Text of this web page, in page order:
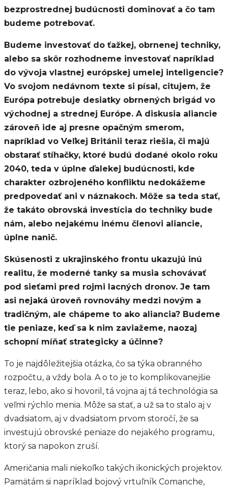
bezprostrednej budúcnosti dominovať a čo tam
budeme potrebovať.
Budeme investovať do ťažkej, obrnenej techniky,
alebo sa skôr rozhodneme investovať napríklad
do vývoja vlastnej európskej umelej inteligencie?
Vo svojom nedávnom texte si písal, citujem, že
Európa potrebuje desiatky obrnených brigád vo
východnej a strednej Európe. A diskusia aliancie
zároveň ide aj presne opačným smerom,
napríklad vo Veľkej Británii teraz riešia, či majú
obstarať stíhačky, ktoré budú dodané okolo roku
2040, teda v úplne ďalekej budúcnosti, kde
charakter ozbrojeného konfliktu nedokážeme
predpovedať ani v náznakoch. Môže sa teda stať,
že takáto obrovská investícia do techniky bude
nám, alebo nejakému inému členovi aliancie,
úplne nanič.
Skúsenosti z ukrajinského frontu ukazujú inú
realitu, že moderné tanky sa musia schovávať
pod sieťami pred rojmi lacných dronov. Je tam
asi nejaká úroveň rovnováhy medzi novým a
tradičným, ale chápeme to ako aliancia? Budeme
tie peniaze, keď sa k nim zaviažeme, naozaj
schopní míňať strategicky a účinne?
To je najdôležitejšia otázka, čo sa týka obranného
rozpočtu, a vždy bola. A o to je to komplikovanejšie
teraz, lebo, ako si hovoril, tá vojna aj tá technológia sa
veľmi rýchlo menia. Môže sa stať, a už sa to stalo aj v
dvadsiatom, aj v dvadsiatom prvom storočí, že sa
investujú obrovské peniaze do nejakého programu,
ktorý sa napokon zruší.
Američania mali niekoľko takých ikonických projektov.
Pamätám si napríklad bojový vrtuľník Comanche,